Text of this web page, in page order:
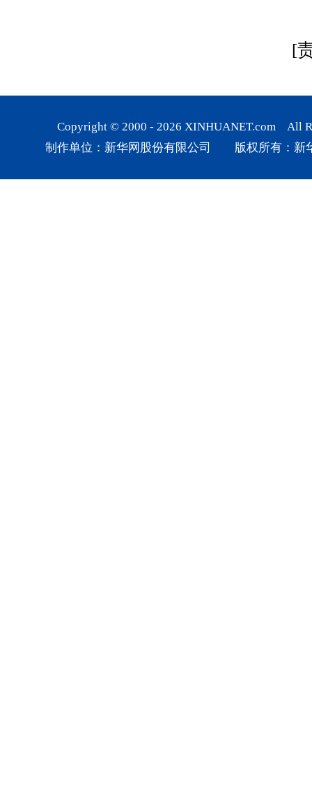
[
Copyright © 2000 - 2026 XINHUANET.com All
制作单位：新华网股份有限公司 版权所有：新